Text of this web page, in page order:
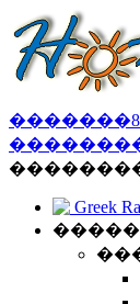
�������8
Greek